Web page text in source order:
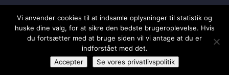
Nyhedsbrev
Vi anvender cookies til at indsamle oplysninger til statistik og
huske dine valg, for at sikre den bedste brugeroplevelse. Hvis
du fortsætter med at bruge siden vil vi antage at du er
indforstået med det.
Accepter
Se vores privatlivspolitik